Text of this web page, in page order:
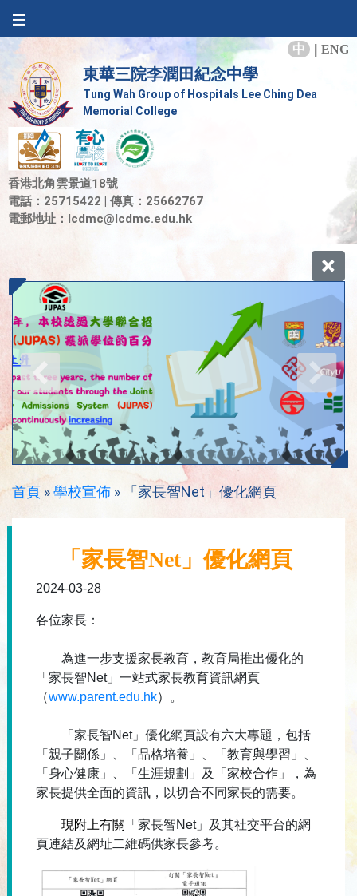
中 ENG
東華三院李潤田紀念中學
Tung Wah Group of Hospitals Lee Ching Dea
Memorial College
香港北角雲景道18號
電話：25715422 | 傳真：25662767
電郵地址： lcdmc@lcdmc.edu.hk
首頁 »學校宣佈 » 「家長智Net」優化網頁
「家長智Net」優化網頁
2024-03-28
各位家長：
為進一步支援家長教育，教育局推出優化的
「家長智Net」 一站式家長教育資訊網頁
（www.parent.edu.hk） 。
「家長智Net」優化網頁設有六大專題，包括
「親子關係」、「 品格培養」、「教育與學習」、
「身心健康」、「生涯規劃」及「 家校合作」，為
家長提供全面的資訊，以切合不同家長的需要。
現附上有關 「家長智Net」
及其社交平台的網
頁連結及網址二維碼供家長參考。